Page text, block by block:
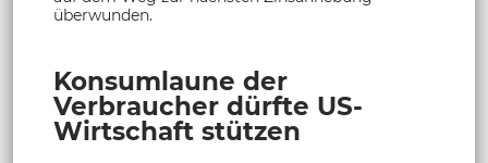
überwunden.
Konsumlaune der
Verbraucher dürfte US-
Wirtschaft stützen